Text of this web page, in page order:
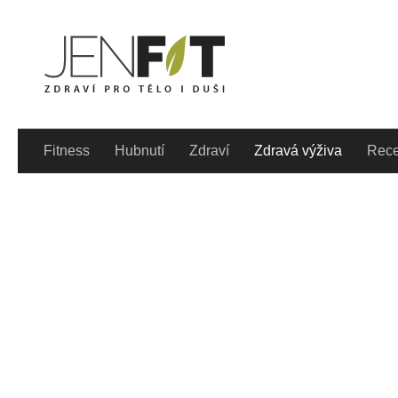
Fitness Hubnutí Zdraví Zdravá výživa